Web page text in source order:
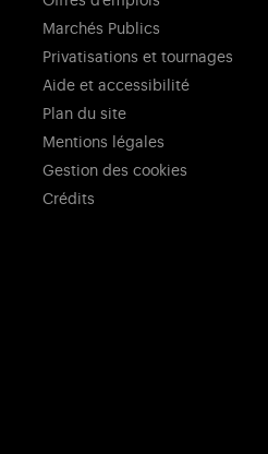
Marchés Publics
Privatisations et tournages
Aide et accessibilité
Plan du site
Mentions légales
Gestion des cookies
Crédits